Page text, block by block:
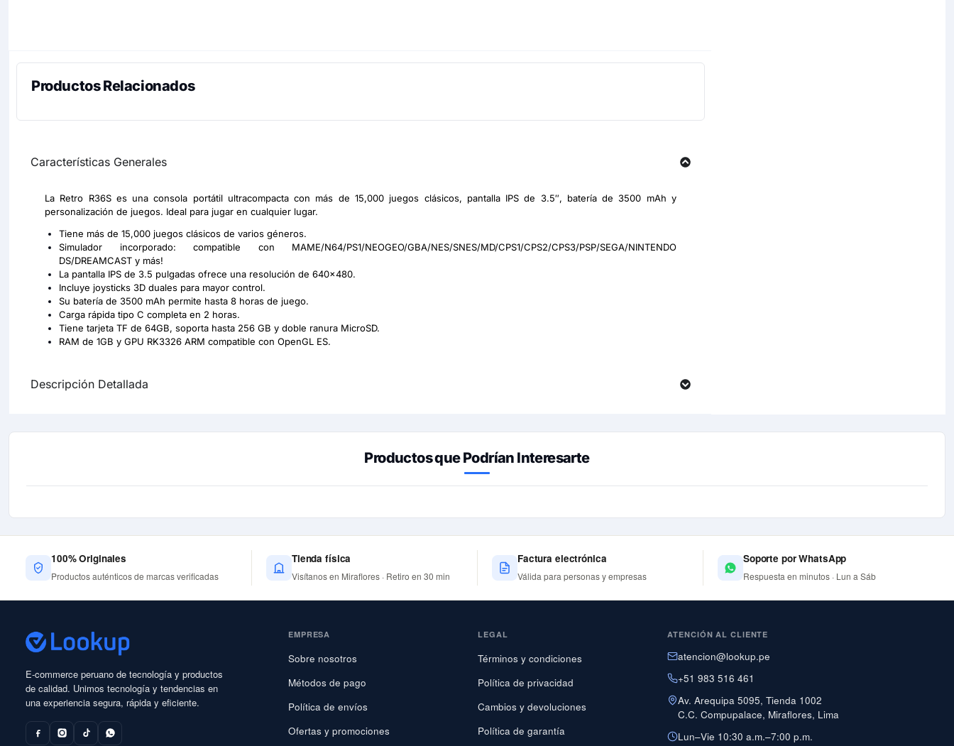
Productos Relacionados
Características Generales
La Retro R36S es una consola portátil ultracompacta con más de 15,000 juegos clásicos, pantalla IPS de 3.5″, batería de 3500 mAh y
personalización de juegos. Ideal para jugar en cualquier lugar.
Tiene más de 15,000 juegos clásicos de varios géneros.
Simulador incorporado: compatible con MAME/N64/PS1/NEOGEO/GBA/NES/SNES/MD/CPS1/CPS2/CPS3/PSP/SEGA/NINTENDO
DS/DREAMCAST y más!
La pantalla IPS de 3.5 pulgadas ofrece una resolución de 640×480.
Incluye joysticks 3D duales para mayor control.
Su batería de 3500 mAh permite hasta 8 horas de juego.
Carga rápida tipo C completa en 2 horas.
Tiene tarjeta TF de 64GB, soporta hasta 256 GB y doble ranura MicroSD.
RAM de 1GB y GPU RK3326 ARM compatible con OpenGL ES.
Descripción Detallada
Productos que Podrían Interesarte
100% Originales
Productos auténticos de marcas verificadas
Tienda física
Visítanos en Miraflores · Retiro en 30 min
Factura electrónica
Válida para personas y empresas
Soporte por WhatsApp
Respuesta en minutos · Lun a Sáb
E-commerce peruano de tecnología y productos
de calidad. Unimos tecnología y tendencias en
una experiencia segura, rápida y eficiente.
EMPRESA
Sobre nosotros
Métodos de pago
Política de envíos
Ofertas y promociones
LEGAL
Términos y condiciones
Política de privacidad
Cambios y devoluciones
Política de garantía
ATENCIÓN AL CLIENTE
atencion@lookup.pe
+51 983 516 461
Av. Arequipa 5095, Tienda 1002
C.C. Compupalace, Miraflores, Lima
Lun–Vie 10:30 a.m.–7:00 p.m.